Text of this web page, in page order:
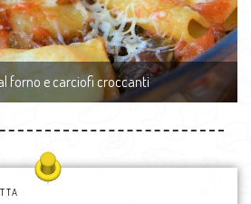
forno e carciofi croccanti